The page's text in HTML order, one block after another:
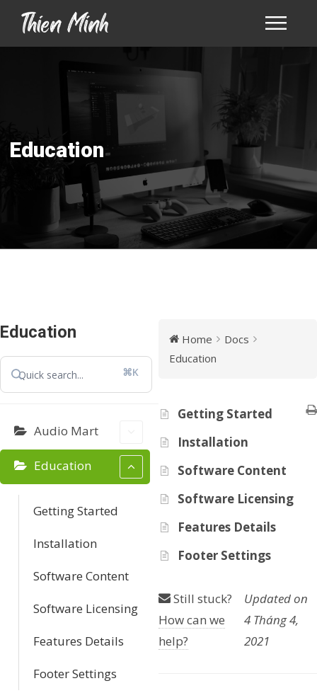
Education
Education
⌘K
Audio Mart
Education
Getting Started
Installation
Software Content
Software Licensing
Features Details
Footer Settings
Home
Docs
Education
Getting Started
Installation
Software Content
Software Licensing
Features Details
Footer Settings
Still stuck?
How can we
help?
Updated on
4 Tháng 4,
2021